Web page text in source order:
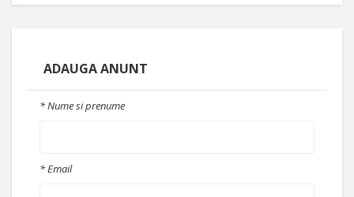
ADAUGA ANUNT
* Nume si prenume
* Email